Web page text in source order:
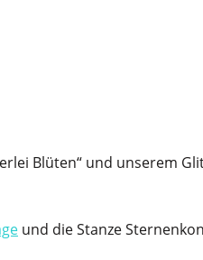
Blüten“ und unserem
und die Stanze